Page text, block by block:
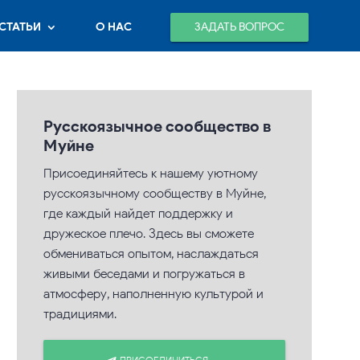
О НАС ЗАДАТЬ ВОПРОС
Русскоязычное сообщество в
Муйне
Присоединяйтесь к нашему уютному
русскоязычному сообществу в Муйне,
где каждый найдет поддержку и
дружеское плечо. Здесь вы сможете
обмениваться опытом, наслаждаться
живыми беседами и погружаться в
атмосферу, наполненную культурой и
традициями.